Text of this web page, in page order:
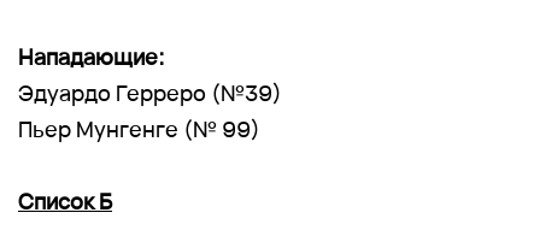
Нападающие:
Эдуардо Герреро (№39)
Пьер Мунгенге (№ 99)
Список Б